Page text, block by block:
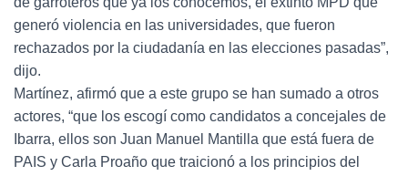
generó violencia en las universidades, que fueron
rechazados por la ciudadanía en las elecciones pasadas”,
dijo.
Martínez, afirmó que a este grupo se han sumado a otros
actores, “que los escogí como candidatos a concejales de
Ibarra, ellos son Juan Manuel Mantilla que está fuera de
PAIS y Carla Proaño que traicionó a los principios del